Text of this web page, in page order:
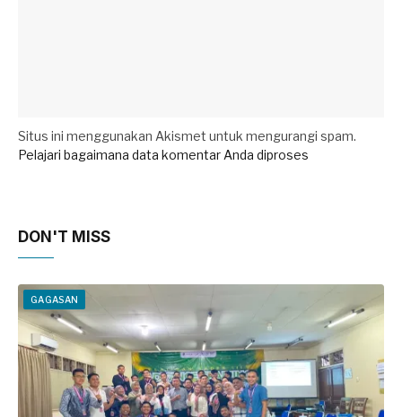
Situs ini menggunakan Akismet untuk mengurangi spam.
Pelajari bagaimana data komentar Anda diproses
DON'T MISS
GAGASAN